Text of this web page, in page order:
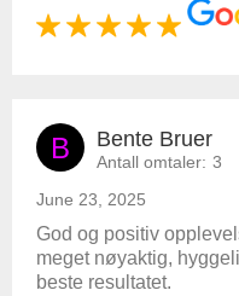
B Bente Bruer
Antall omtaler: 3
June 23, 2025
God og positiv
meget nøyaktig,
beste resultatet.